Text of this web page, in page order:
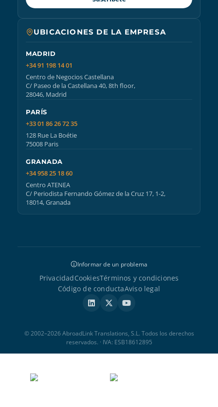
UBICACIONES DE LA EMPRESA
MADRID
+34 91 198 14 01
Centro de Negocios Castellana
C/ Paseo de la Castellana 40, 8th floor,
28046, Madrid
PARÍS
+33 01 86 26 72 35
128 Rue La Boétie
75008 Paris
GRANADA
+34 958 25 18 60
Centro ATENEA
C/ Periodista Fernando Gómez de la Cruz 17, 1-2,
18014, Granada
Informar de un problema
PrivacidadCookiesTérminos y condiciones
Código de conductaAviso legal
© 2002–2026 AbroadLink Translations, S.L. Todos los derechos
reservados. · IVA: ESB18612895